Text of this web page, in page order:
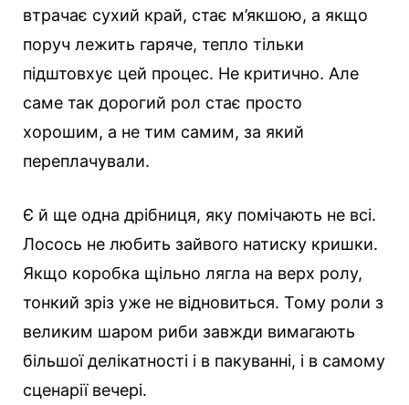
втрачає сухий край, стає м’якшою, а якщо
поруч лежить гаряче, тепло тільки
підштовхує цей процес. Не критично. Але
саме так дорогий рол стає просто
хорошим, а не тим самим, за який
переплачували.
Є й ще одна дрібниця, яку помічають не всі.
Лосось не любить зайвого натиску кришки.
Якщо коробка щільно лягла на верх ролу,
тонкий зріз уже не відновиться. Тому роли з
великим шаром риби завжди вимагають
більшої делікатності і в пакуванні, і в самому
сценарії вечері.